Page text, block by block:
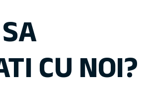
CU NOI?